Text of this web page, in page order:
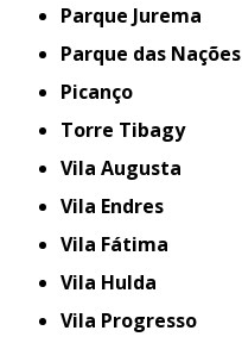
Parque Jurema
Parque das Nações
Picanço
Torre Tibagy
Vila Augusta
Vila Endres
Vila Fátima
Vila Hulda
Vila Progresso